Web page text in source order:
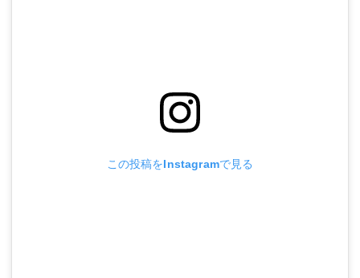
この投稿をInstagramで見る